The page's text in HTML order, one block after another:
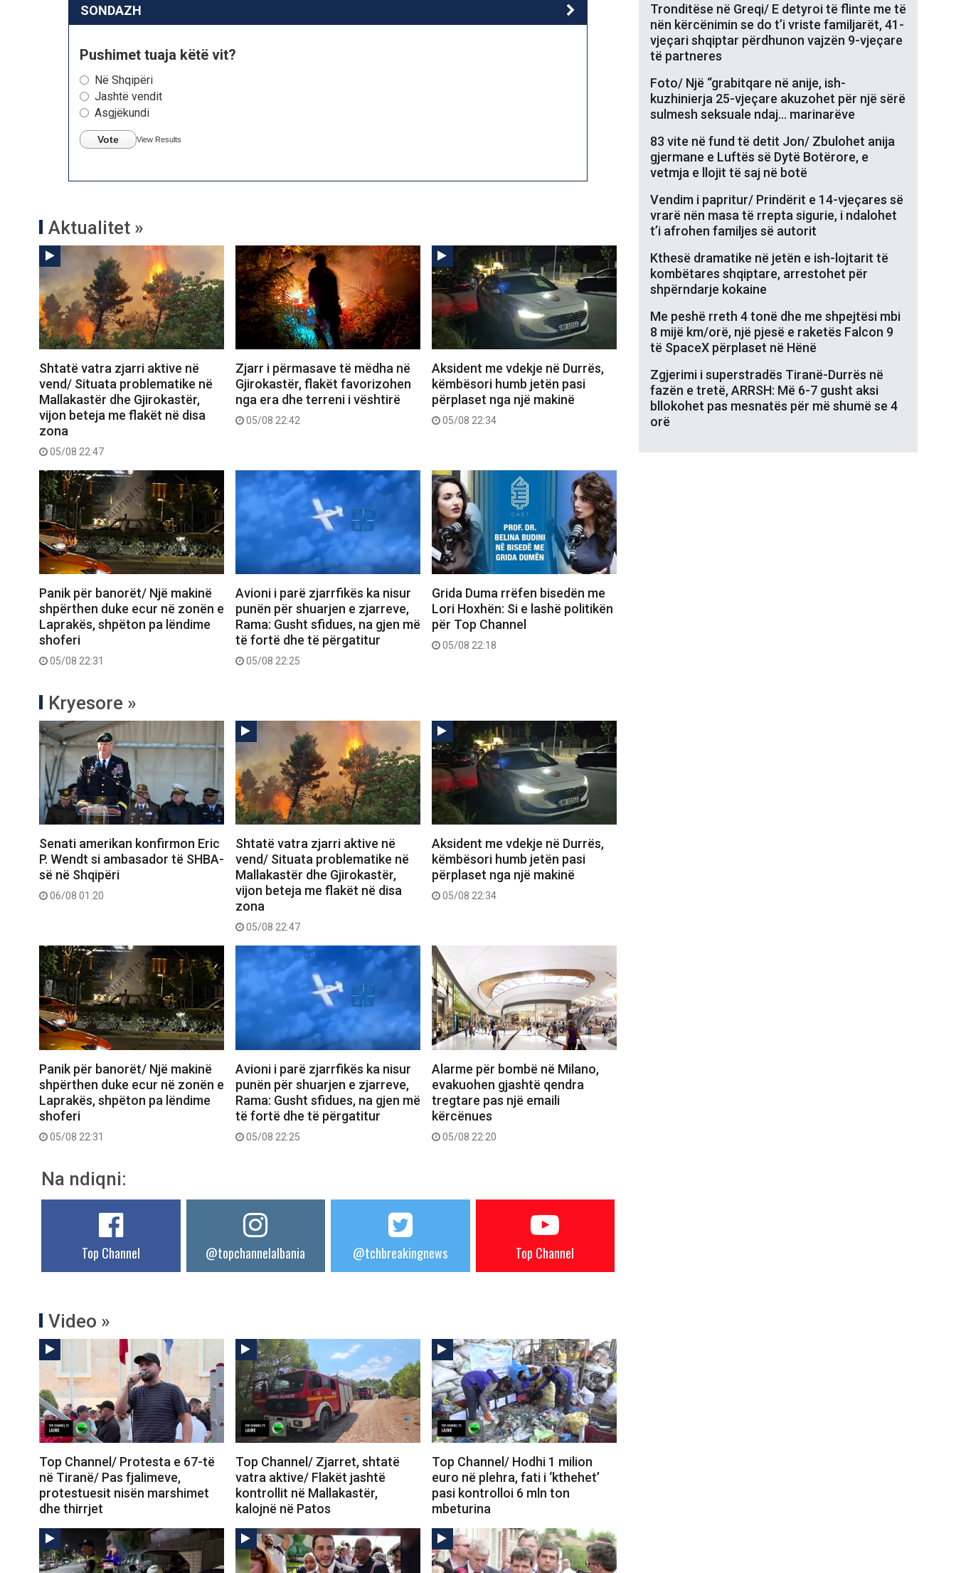
SONDAZH
Pushimet tuaja këtë vit?
Në Shqipëri
Jashtë vendit
Asgjëkundi
Vote View Results
Aktualitet »
Shtatë vatra zjarri aktive në
vend/ Situata problematike në
Mallakastër dhe Gjirokastër,
vijon beteja me flakët në disa
zona
05/08 22:47
Zjarr i përmasave të mëdha në
Gjirokastër, flakët favorizohen
nga era dhe terreni i vështirë
05/08 22:42
Aksident me vdekje në Durrës,
këmbësori humb jetën pasi
përplaset nga një makinë
05/08 22:34
Panik për banorët/ Një makinë
shpërthen duke ecur në zonën e
Laprakës, shpëton pa lëndime
shoferi
05/08 22:31
Avioni i parë zjarrfikës ka nisur
punën për shuarjen e zjarreve,
Rama: Gusht sfidues, na gjen më
të fortë dhe të përgatitur
05/08 22:25
Grida Duma rrëfen bisedën me
Lori Hoxhën: Si e lashë politikën
për Top Channel
05/08 22:18
Kryesore »
Senati amerikan konfirmon Eric
P. Wendt si ambasador të SHBA-
së në Shqipëri
06/08 01:20
Shtatë vatra zjarri aktive në
vend/ Situata problematike në
Mallakastër dhe Gjirokastër,
vijon beteja me flakët në disa
zona
05/08 22:47
Aksident me vdekje në Durrës,
këmbësori humb jetën pasi
përplaset nga një makinë
05/08 22:34
Panik për banorët/ Një makinë
shpërthen duke ecur në zonën e
Laprakës, shpëton pa lëndime
shoferi
05/08 22:31
Avioni i parë zjarrfikës ka nisur
punën për shuarjen e zjarreve,
Rama: Gusht sfidues, na gjen më
të fortë dhe të përgatitur
05/08 22:25
Alarme për bombë në Milano,
evakuohen gjashtë qendra
tregtare pas një emaili
kërcënues
05/08 22:20
Na ndiqni:
Top Channel @topchannelalbania @tchbreakingnews Top Channel
Video »
Top Channel/ Protesta e 67-të
në Tiranë/ Pas fjalimeve,
protestuesit nisën marshimet
dhe thirrjet
Top Channel/ Zjarret, shtatë
vatra aktive/ Flakët jashtë
kontrollit në Mallakastër,
kalojnë në Patos
Top Channel/ Hodhi 1 milion
euro në plehra, fati i ‘kthehet’
pasi kontrolloi 6 mln ton
mbeturina
Tronditëse në Greqi/ E detyroi të flinte me të
nën kërcënimin se do t’i vriste familjarët, 41-
vjeçari shqiptar përdhunon vajzën 9-vjeçare
të partneres
Foto/ Një “grabitqare në anije, ish-
kuzhinierja 25-vjeçare akuzohet për një sërë
sulmesh seksuale ndaj… marinarëve
83 vite në fund të detit Jon/ Zbulohet anija
gjermane e Luftës së Dytë Botërore, e
vetmja e llojit të saj në botë
Vendim i papritur/ Prindërit e 14-vjeçares së
vrarë nën masa të rrepta sigurie, i ndalohet
t’i afrohen familjes së autorit
Kthesë dramatike në jetën e ish-lojtarit të
kombëtares shqiptare, arrestohet për
shpërndarje kokaine
Me peshë rreth 4 tonë dhe me shpejtësi mbi
8 mijë km/orë, një pjesë e raketës Falcon 9
të SpaceX përplaset në Hënë
Zgjerimi i superstradës Tiranë-Durrës në
fazën e tretë, ARRSH: Më 6-7 gusht aksi
bllokohet pas mesnatës për më shumë se 4
orë